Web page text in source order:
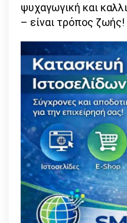
ψυχαγωγική και
– είναι τρόπος ζωής!